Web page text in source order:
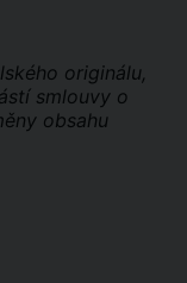
originálu,
smlouvy o
obsahu